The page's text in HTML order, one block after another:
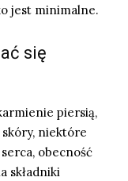
jest minimalne.
się
piersią,
niektóre
obecność
składniki